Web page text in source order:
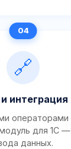
🔗
интеграция
для 1С —
данных.